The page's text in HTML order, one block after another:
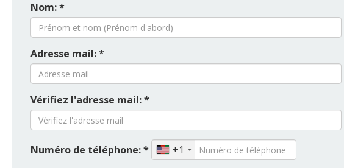
Nom: *
Adresse mail: *
Vérifiez l'adresse mail: *
Numéro de téléphone: * +1